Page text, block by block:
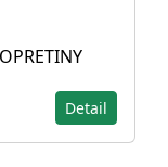
Detail